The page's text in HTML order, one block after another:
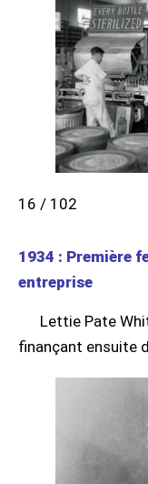
16 / 102
1934 : Première
entreprise
Lettie Pate
finançant ensuite